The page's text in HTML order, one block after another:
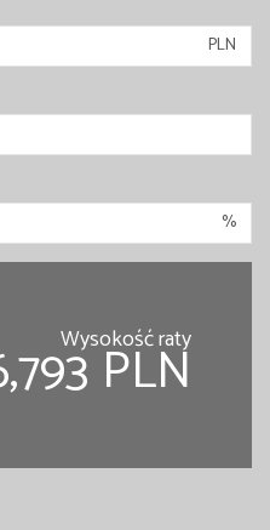
PLN
%
Wysokość raty
PLN